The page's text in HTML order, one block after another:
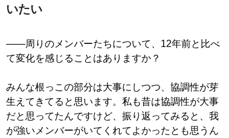
いたい
――周りのメンバーたちについて、12年前と比べ
て変化を感じることはありますか？
みんな根っこの部分は大事にしつつ、協調性が芽
生えてきてると思います。私も昔は協調性が大事
だと思ってたんですけど、振り返ってみると、我
が強いメンバーがいてくれてよかったとも思うん